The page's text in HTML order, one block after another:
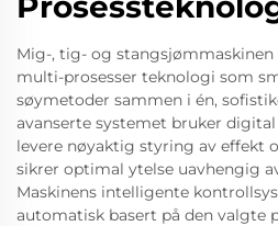
Mig-, tig- og
multi-prosesser teknologi som
søymetoder sammen i én,
avanserte systemet bruker
levere nøyaktig styring av effekt
sikrer optimal ytelse uavhengig
Maskinens intelligente
automatisk basert på den valgte